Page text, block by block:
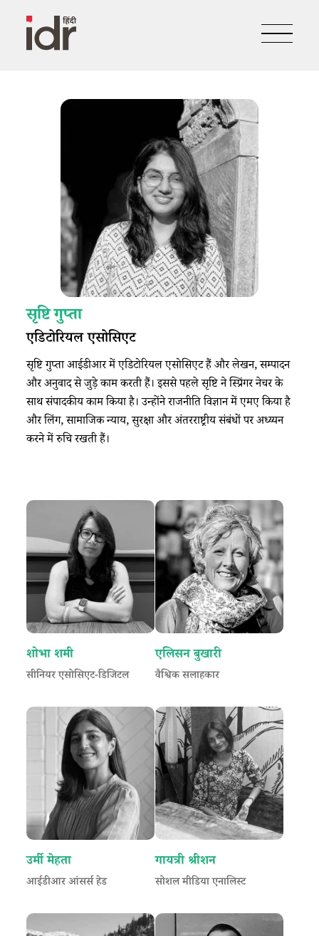
सृष्टि गुप्ता
एडिटोरियल एसोसिएट
सृष्टि गुप्ता आईडीआर में एडिटोरियल एसोसिएट हैं और लेखन, सम्पादन
और अनुवाद से जुड़े काम करती हैं। इससे पहले सृष्टि ने स्प्रिंगर नेचर के
साथ संपादकीय काम किया है। उन्होंने राजनीति विज्ञान में एमए किया है
और लिंग, सामाजिक न्याय, सुरक्षा और अंतरराष्ट्रीय संबंधों पर अध्य्यन
करने में रुचि रखती हैं।
शोभा शमी
सीनियर एसोसिएट-डिजिटल
एलिसन बुखारी
वैश्विक सलाहकार
उर्मी मेहता
आईडीआर आंसर्स हेड
गायत्री श्रीशन
सोशल मीडिया एनालिस्ट